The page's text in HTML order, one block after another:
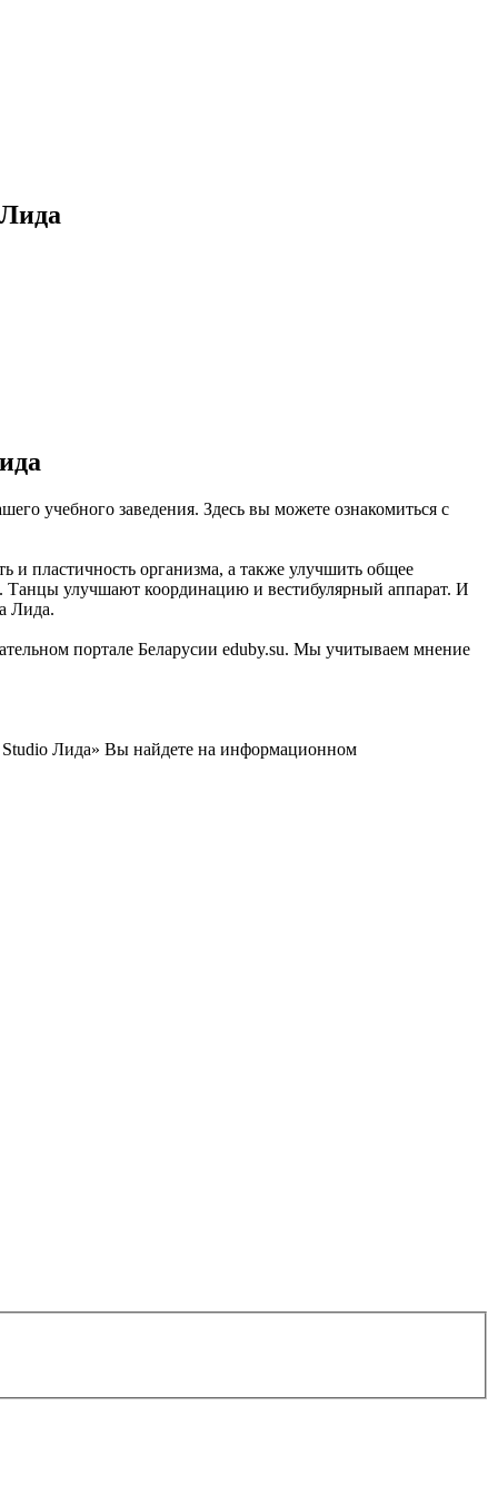
учебного заведения. Здесь вы можете ознакомиться с
и пластичность организма, а также улучшить общее
Танцы улучшают координацию и вестибулярный аппарат. И
Лида.
портале Беларусии eduby.su. Мы учитываем мнение
Лида» Вы найдете на информационном